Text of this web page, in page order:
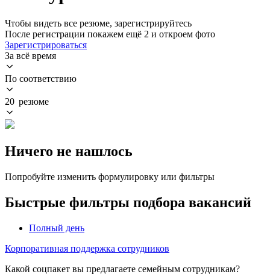
Чтобы видеть все резюме, зарегистрируйтесь
После регистрации покажем ещё 2 и откроем фото
Зарегистрироваться
За всё время
По соответствию
20 резюме
Ничего не нашлось
Попробуйте изменить формулировку или фильтры
Быстрые фильтры подбора вакансий
Полный день
Корпоративная поддержка сотрудников
Какой соцпакет вы предлагаете семейным сотрудникам?